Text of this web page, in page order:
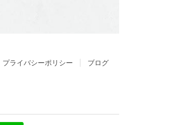
プライバシーポリシー
ブログ